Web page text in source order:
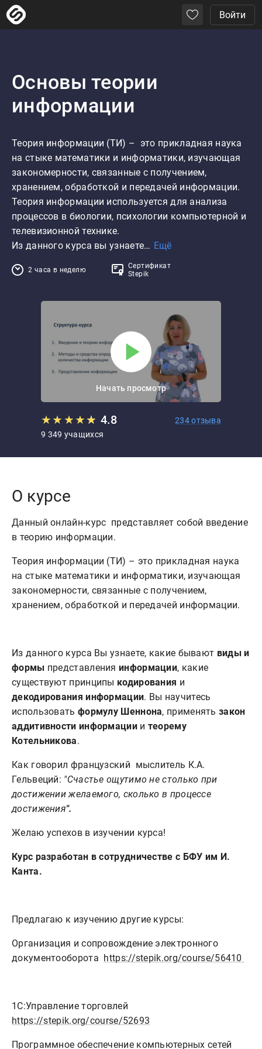
Войти
Основы теории
информации
Теория информации (ТИ) –  это прикладная наука
на стыке математики и информатики, изучающая
закономерности, связанные с получением,
хранением, обработкой и передачей информации.
Теория информации используется для анализа
процессов в биологии, психологии компьютерной и
телевизионной технике.
Из данного курса вы узнаете… Ещё
2 часа в неделю
Сертификат
Stepik
Начать просмотр
★★★★★
★ 4.8
234 отзыва
9 349 учащихся
О курсе
Данный онлайн-курс представляет собой введение
в теорию информации.
Теория информации (ТИ) – это прикладная наука
на стыке математики и информатики, изучающая
закономерности, связанные с получением,
хранением, обработкой и передачей информации.
Из данного курса Вы узнаете, какие бывают виды и
формы представленияинформации, какие
существуют принципы кодирования и
декодирования информации. Вы научитесь
использовать формулу Шеннона, применятьзакон
аддитивности информациии теорему
Котельникова.
Как говорил французский мыслитель К.А.
Гельвеций: "Счастье ощутимо не столько при
достижении желаемого, сколько в процессе
достижения".
Желаю успехов в изучении курса!
Курс разработан в сотрудничестве с БФУ им И.
Канта.
Предлагаю к изучению другие курсы:
Организация и сопровождение электронного
документооборота https://stepik.org/course/56410
1С:Управление торговлей
https://stepik.org/course/52693
Программное обеспечение компьютерных сетей